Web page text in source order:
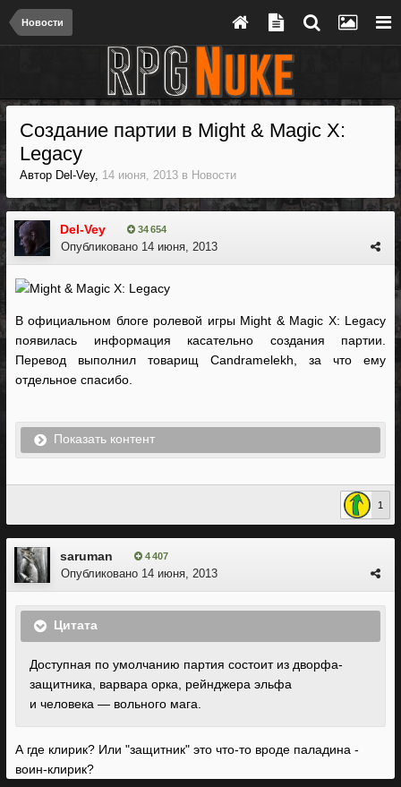
Новости
Создание партии в Might & Magic X:
Legacy
Автор Del-Vey, 14 июня, 2013 в Новости
Del-Vey 34 654
Опубликовано 14 июня, 2013
В официальном блоге ролевой игры Might & Magic X: Legacy
появилась информация касательно создания партии.
Перевод выполнил товарищ Candramelekh, за что ему
отдельное спасибо.
Показать контент
1
saruman 4 407
Опубликовано 14 июня, 2013
Цитата
Доступная по умолчанию партия состоит из дворфа-
защитника, варвара орка, рейнджера эльфа
и человека — вольного мага.
А где клирик? Или "защитник" это что-то вроде паладина -
воин-клирик?